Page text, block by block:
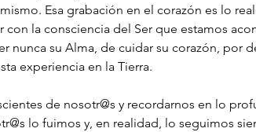
Esa grabación en el corazón es lo
con la consciencia del Ser que estamos
nunca su Alma, de cuidar su corazón, por
experiencia en la Tierra.
de nosotr@s y recordarnos en lo
lo fuimos y, en realidad, lo seguimos